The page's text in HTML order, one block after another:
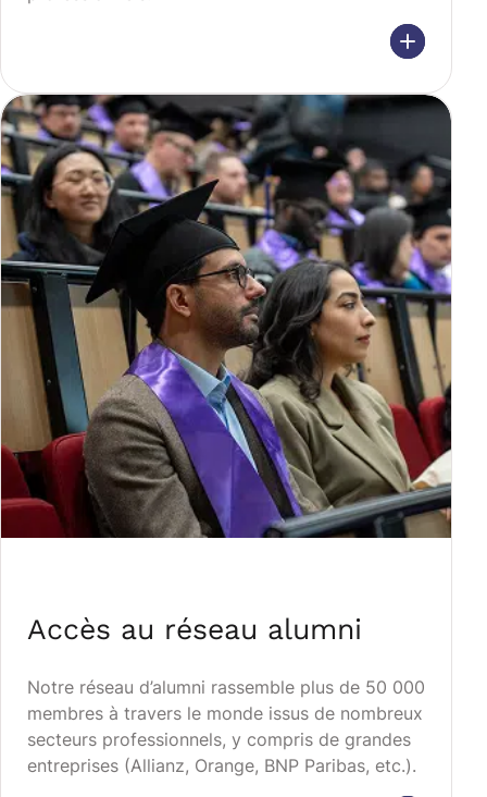
Accès au réseau alumni
Notre réseau d’alumni rassemble plus de 50 000
membres à travers le monde issus de nombreux
secteurs professionnels, y compris de grandes
entreprises (Allianz, Orange, BNP Paribas, etc.).